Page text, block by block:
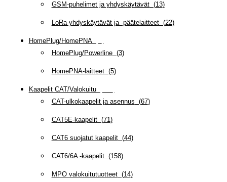
GSM-puhelimet ja yhdyskäytävät(13)
LoRa-yhdyskäytävät ja -päätelaitteet(22)
HomePlug/HomePNA(
HomePlug/Powerline(3)
HomePNA-laitteet(5)
Kaapelit CAT/Valokuitu(
CAT-ulkokaapelit ja asennus (67)
CAT5E-kaapelit(71)
CAT6 suojatut kaapelit(44)
CAT6/6A -kaapelit(158)
MPO valokuitutuotteet(14)